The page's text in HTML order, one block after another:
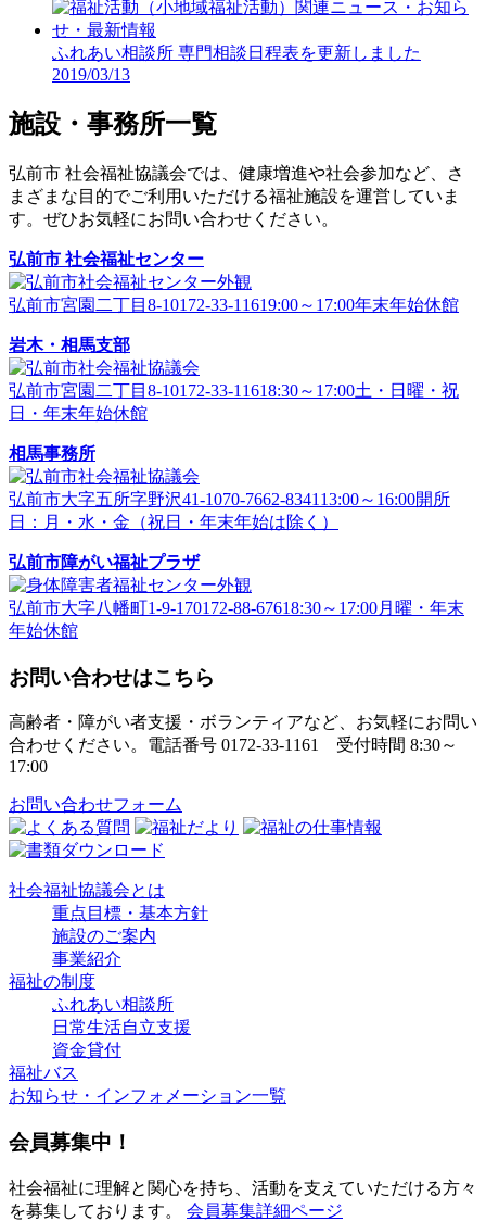
ふれあい相談所 専門相談日程表を更新しました
2019/03/13
施設・事務所一覧
弘前市 社会福祉協議会では、健康増進や社会参加など、さ
まざまな目的でご利用いただける福祉施設を運営していま
す。ぜひお気軽にお問い合わせください。
弘前市 社会福祉センター
弘前市宮園二丁目8-10172-33-11619:00～17:00年末年始休館
岩木・相馬支部
弘前市宮園二丁目8-10172-33-11618:30～17:00土・日曜・祝
日・年末年始休館
相馬事務所
弘前市大字五所字野沢41-1070-7662-8341 13:00～16:00開所
日：月・水・金（祝日・年末年始は除く）
弘前市障がい福祉プラザ
弘前市大字八幡町1-9-170172-88-67618:30～17:00月曜・年末
年始休館
お問い合わせはこちら
高齢者・障がい者支援・ボランティアなど、お気軽にお問い
合わせください。電話番号 0172-33-1161 受付時間 8:30～
17:00
お問い合わせフォーム
社会福祉協議会とは
重点目標・基本方針
施設のご案内
事業紹介
福祉の制度
ふれあい相談所
日常生活自立支援
資金貸付
福祉バス
お知らせ・インフォメーション一覧
会員募集中！
社会福祉に理解と関心を持ち、活動を支えていただける方々
を募集しております。 会員募集詳細ページ